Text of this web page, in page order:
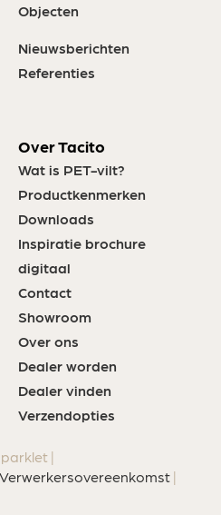
Objecten
Nieuwsberichten
Referenties
Over Tacito
Wat is PET-vilt?
Productkenmerken
Downloads
Inspiratie brochure
digitaal
Contact
Showroom
Over ons
Dealer worden
Dealer vinden
Verzendopties
|
Verwerkersovereenkomst |